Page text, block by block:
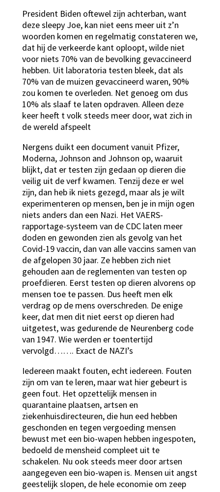
President Biden oftewel zijn achterban, want
deze sleepy Joe, kan niet eens meer uit z’n
woorden komen en regelmatig constateren we,
dat hij de verkeerde kant oploopt, wilde niet
voor niets 70% van de bevolking gevaccineerd
hebben. Uit laboratoria testen bleek, dat als
70% van de muizen gevaccineerd waren, 90%
zou komen te overleden. Net genoeg om dus
10% als slaaf te laten opdraven. Alleen deze
keer heeft t volk steeds meer door, wat zich in
de wereld afspeelt
Nergens duikt een document vanuit Pfizer,
Moderna, Johnson and Johnson op, waaruit
blijkt, dat er testen zijn gedaan op dieren die
veilig uit de verf kwamen. Tenzij deze er wel
zijn, dan heb ik niets gezegd, maar als je wilt
experimenteren op mensen, ben je in mijn ogen
niets anders dan een Nazi. Het VAERS-
rapportage-systeem van de CDC laten meer
doden en gewonden zien als gevolg van het
Covid-19 vaccin, dan van alle vaccins samen van
de afgelopen 30 jaar. Ze hebben zich niet
gehouden aan de reglementen van testen op
proefdieren. Eerst testen op dieren alvorens op
mensen toe te passen. Dus heeft men elk
verdrag op de mens overschreden. De enige
keer, dat men dit niet eerst op dieren had
uitgetest, was gedurende de Neurenberg code
van 1947. Wie werden er toentertijd
vervolgd……. Exact de NAZI’s
Iedereen maakt fouten, echt iedereen. Fouten
zijn om van te leren, maar wat hier gebeurt is
geen fout. Het opzettelijk mensen in
quarantaine plaatsen, artsen en
ziekenhuisdirecteuren, die hun eed hebben
geschonden en tegen vergoeding mensen
bewust met een bio-wapen hebben ingespoten,
bedoeld de mensheid compleet uit te
schakelen. Nu ook steeds meer door artsen
aangegeven een bio-wapen is. Mensen uit angst
geestelijk slopen, de hele economie om zeep